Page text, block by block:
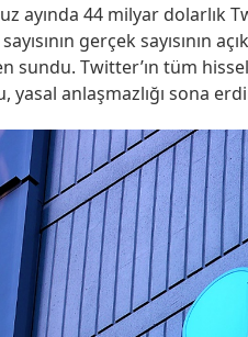
ayında 44 milyar dolarlık
gerçek sayısının
sundu. Twitter’ın tüm
yasal anlaşmazlığı sona